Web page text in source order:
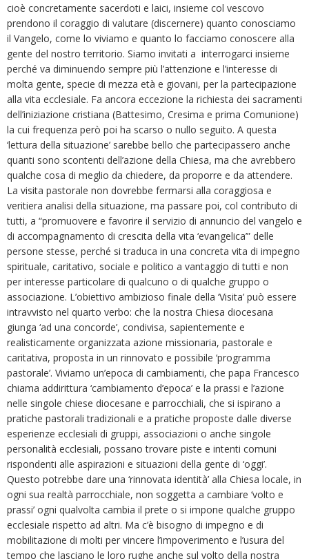
cioè concretamente sacerdoti e laici, insieme col vescovo
prendono il coraggio di valutare (discernere) quanto conosciamo
il Vangelo, come lo viviamo e quanto lo facciamo conoscere alla
gente del nostro territorio. Siamo invitati a interrogarci insieme
perché va diminuendo sempre più l’attenzione e l’interesse di
molta gente, specie di mezza età e giovani, per la partecipazione
alla vita ecclesiale. Fa ancora eccezione la richiesta dei sacramenti
dell’iniziazione cristiana (Battesimo, Cresima e prima Comunione)
la cui frequenza però poi ha scarso o nullo seguito. A questa
‘lettura della situazione’ sarebbe bello che partecipassero anche
quanti sono scontenti dell’azione della Chiesa, ma che avrebbero
qualche cosa di meglio da chiedere, da proporre e da attendere.
La visita pastorale non dovrebbe fermarsi alla coraggiosa e
veritiera analisi della situazione, ma passare poi, col contributo di
tutti, a “promuovere e favorire il servizio di annuncio del vangelo e
di accompagnamento di crescita della vita ‘evangelica’” delle
persone stesse, perché si traduca in una concreta vita di impegno
spirituale, caritativo, sociale e politico a vantaggio di tutti e non
per interesse particolare di qualcuno o di qualche gruppo o
associazione. L’obiettivo ambizioso finale della ‘Visita’ può essere
intravvisto nel quarto verbo: che la nostra Chiesa diocesana
giunga ‘ad una concorde’, condivisa, sapientemente e
realisticamente organizzata azione missionaria, pastorale e
caritativa, proposta in un rinnovato e possibile ‘programma
pastorale’. Viviamo un’epoca di cambiamenti, che papa Francesco
chiama addirittura ‘cambiamento d’epoca’ e la prassi e l’azione
nelle singole chiese diocesane e parrocchiali, che si ispirano a
pratiche pastorali tradizionali e a pratiche proposte dalle diverse
esperienze ecclesiali di gruppi, associazioni o anche singole
personalità ecclesiali, possano trovare piste e intenti comuni
rispondenti alle aspirazioni e situazioni della gente di ‘oggi’.
Questo potrebbe dare una ‘rinnovata identità’ alla Chiesa locale, in
ogni sua realtà parrocchiale, non soggetta a cambiare ‘volto e
prassi’ ogni qualvolta cambia il prete o si impone qualche gruppo
ecclesiale rispetto ad altri. Ma c’è bisogno di impegno e di
mobilitazione di molti per vincere l’impoverimento e l’usura del
tempo che lasciano le loro rughe anche sul volto della nostra